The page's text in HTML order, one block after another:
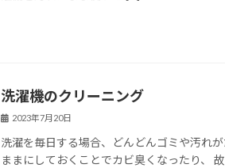
洗濯機のクリーニング
2023年7月20日
洗濯を毎日する場合、どんどんゴミや汚れ
ままにしておくことでカビ臭くなったり、